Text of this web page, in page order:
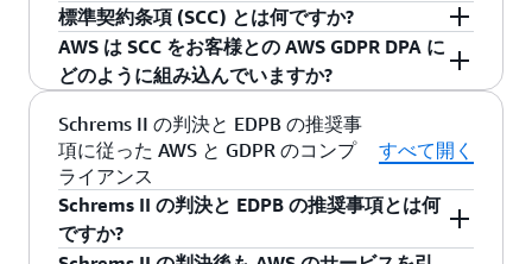
EU データ保護指令に取って代わるもので、各加
盟国に拘束力を持つ単一のデータ保護関連法令
を適用することにより、EU 全体でデータ保護関
連法令を調和させることを目的としています。
タリングのいずれかに関連して、EU 内に設立さ
れた全組織、および EU 内に設立されたか否かを
問わず EU 内の個人に関する個人データを処理す
名、E メールアドレス、電話番号を含め、特定の
または識別可能な自然人に関する情報を指しま
す。
AWS は、GDPR に基づいて、データ処理者とデ
ータ管理者の両方の役割を担います。
標準契約条項 (SCC) とは何ですか?
SCC は、GDPR に基づいて事前に承認されたデ
ータ移転メカニズムであり、すべての EU 加盟国
の、欧州委員会から十分性認定を受けていない
国 (第三国) への個人データの合法的な移転が可
能になります。
AWS は SCC をお客様との AWS GDPR DPA に
どのように組み込んでいますか?
European Commission (EC) によって採択された
SCC が含まれています。AWS DPA は、AWS のお
客様が AWS サービスを利用して、欧州経済領域
外の、EC から十分性認定を受けていない国 (第
三国) に顧客データを移転する場合は常に SCC が
Schrems II の判決と EDPB の推奨事
項に従った AWS と GDPR のコンプ
ライアンス
すべて開く
Schrems II の判決と EDPB の推奨事項とは何
ですか?